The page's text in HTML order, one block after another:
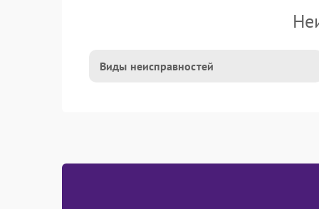
Виды неисправностей